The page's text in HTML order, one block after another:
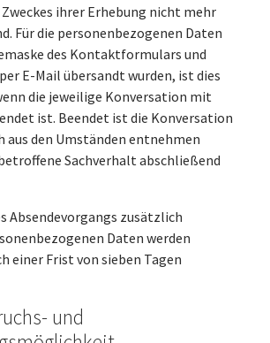
ihrer Erhebung nicht mehr
Für die personenbezogenen Daten
des Kontaktformulars und
E-Mail übersandt wurden, ist dies
die jeweilige Konversation mit
ist. Beendet ist die Konversation
aus den Umständen entnehmen
Sachverhalt abschließend
Absendevorgangs zusätzlich
Daten werden
einer Frist von sieben Tagen
und